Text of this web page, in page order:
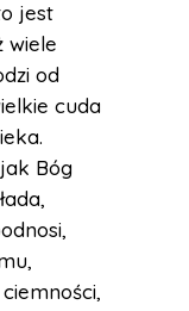
jest
wiele
od
cuda
Bóg